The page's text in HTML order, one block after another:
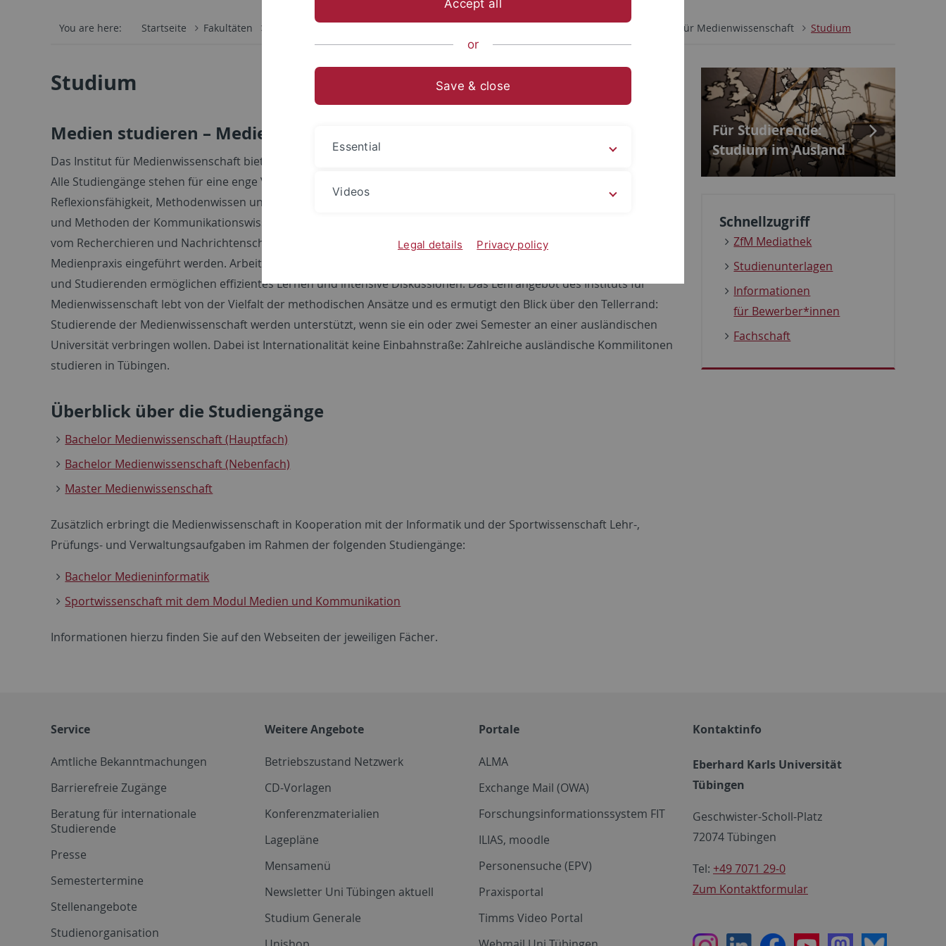
You are here: Startseite Fakultäten Institut für Medienwissenschaft Studium
Studium
Medien studieren – Medien erleben
Das Institut für Medienwissenschaft bietet B.A.- und M.A.-Studiengänge an, über die Sie sich hier informieren können.
Alle Studiengänge stehen für eine enge Verflechtung von Theorie und Praxis, von Medienkompetenz und
Reflexionsfähigkeit, Methodenwissen und aktueller Forschung. Neben der Vermittlung neuester Forschungsergebnisse
und Methoden der Kommunikationswissenschaft stehen Lehrforschungsprojekte und Lehrredaktionen, in denen Sie
vom Recherchieren und Nachrichtenschreiben bis zur Interviewführung und digitalen Schnitttechnik in die
Medienpraxis eingeführt werden. Arbeit in kleinen Gruppen und ein gutes Betreuungsverhältnis zwischen Dozenten
und Studierenden ermöglichen effizientes Lernen und intensive Diskussionen. Das Lehrangebot des Instituts für
Medienwissenschaft lebt von der Vielfalt der methodischen Ansätze und es ermutigt den Blick über den Tellerrand:
Studierende der Medienwissenschaft werden unterstützt, wenn sie ein oder zwei Semester an einer ausländischen
Universität verbringen wollen. Dabei ist Internationalität keine Einbahnstraße: Zahlreiche ausländische Kommilitonen
studieren in Tübingen.
Überblick über die Studiengänge
Bachelor Medienwissenschaft (Hauptfach)
Bachelor Medienwissenschaft (Nebenfach)
Master Medienwissenschaft
Zusätzlich erbringt die Medienwissenschaft in Kooperation mit der Informatik und der Sportwissenschaft Lehr-,
Prüfungs- und Verwaltungsaufgaben im Rahmen der folgenden Studiengänge:
Bachelor Medieninformatik
Sportwissenschaft mit dem Modul Medien und Kommunikation
Informationen hierzu finden Sie auf den Webseiten der jeweiligen Fächer.
Für Studierende:
Studium im Ausland
Schnellzugriff
ZfM Mediathek
Studien­unterlagen
Informationen
für Bewerber*innen
Fachschaft
Service
Amtliche Bekanntmachungen
Barrierefreie Zugänge
Beratung für internationale
Studierende
Presse
Semestertermine
Stellenangebote
Studienorganisation
Weitere Angebote
Betriebszustand Netzwerk
CD-Vorlagen
Konferenzmaterialien
Lagepläne
Mensamenü
Newsletter Uni Tübingen aktuell
Studium Generale
Portale
ALMA
Exchange Mail (OWA)
Forschungsinformationssystem FIT
ILIAS, moodle
Personensuche (EPV)
Praxisportal
Timms Video Portal
Kontaktinfo
Eberhard Karls Universität
Tübingen
Geschwister-Scholl-Platz
72074 Tübingen
Tel: +49 7071 29-0
Zum Kontaktformular
InstagramLinkedInFacebookYoutubeMastodon
Bluesky
Accept all
or
Save & close
Essential
Videos
Legal details Privacy policy